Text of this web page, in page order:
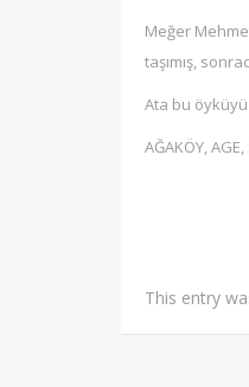
Meğer
taşımış,
Ata bu öyküyü
AĞAKÖY,
This entry